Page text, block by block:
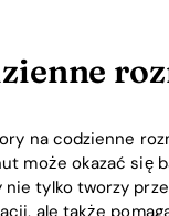
na codzienne
może okazać się
nie tylko tworzy
ale także